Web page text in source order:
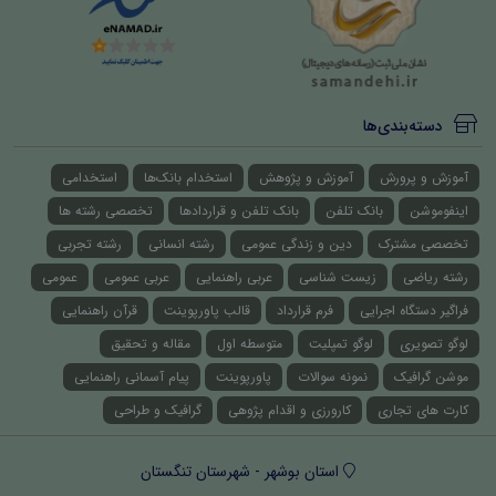
دسته‌بندی‌ها
آموزش و پرورش آموزش و پژوهش استخدام بانک‌ها
استخدامی
اینفوموشن
بانک تلفن بانک تلفن و قراردادها
تخصصی رشته ها
تخصصی مشترک
دین و زندگی عمومی رشته انسانی
رشته تجربی
رشته ریاضی
زیست شناسی عربی راهنمایی عربی عمومی
عمومی
فراگیر دستگاه اجرایی
فرم قرارداد قالب پاورپوینت
قرآن راهنمایی
لوگو تصویری
لوگو تمپلیت متوسطه اول
مقاله و تحقیق
موشن گرافیک
نمونه سوالات پاورپوینت
پیام آسمانی راهنمایی
کارت های تجاری
کارورزی و اقدام پژوهی گرافیک و طراحی
استان بوشهر - شهرستان تنگستان